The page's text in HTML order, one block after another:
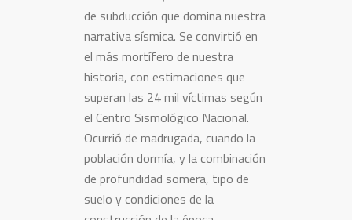
de subducción que domina nuestra
narrativa sísmica. Se convirtió en
el más mortífero de nuestra
historia, con estimaciones que
superan las 24 mil víctimas según
el Centro Sismológico Nacional.
Ocurrió de madrugada, cuando la
población dormía, y la combinación
de profundidad somera, tipo de
suelo y condiciones de la